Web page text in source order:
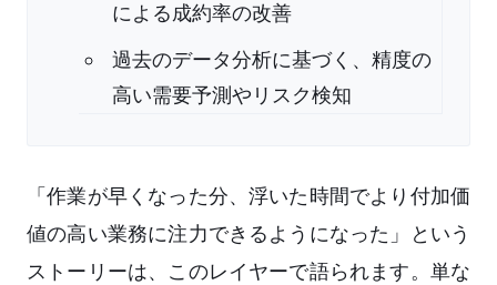
による成約率の改善
過去のデータ分析に基づく、精度の
高い需要予測やリスク検知
「作業が早くなった分、浮いた時間でより付加価
値の高い業務に注力できるようになった」という
ストーリーは、このレイヤーで語られます。単な